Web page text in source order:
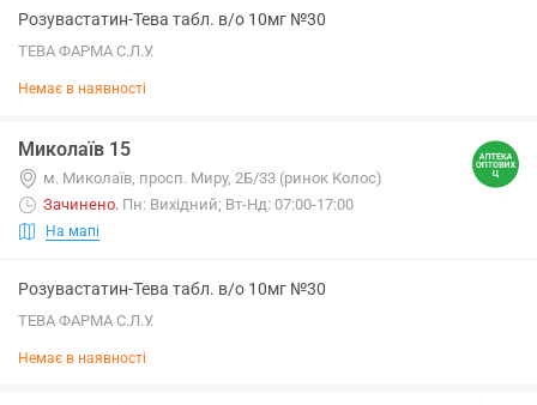
Розувастатин-Тева табл. в/о 10мг №30
ТЕВА ФАРМА С.Л.У.
Немає в наявності
Миколаїв 15
м. Миколаїв, просп. Миру, 2Б/33 (ринок Колос)
Зачинено. Пн: Вихідний; Вт-Нд: 07:00-17:00
На мапі
Розувастатин-Тева табл. в/о 10мг №30
ТЕВА ФАРМА С.Л.У.
Немає в наявності